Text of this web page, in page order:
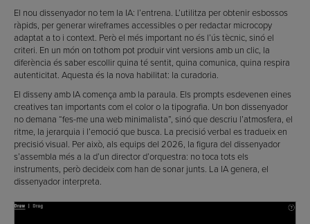
El nou dissenyador no tem la IA: l’entrena. L’utilitza per obtenir esbossos
ràpids, per generar wireframes accessibles o per redactar microcopy
adaptat a to i context. Però el més important no és l’ús tècnic, sinó el
criteri. En un món on tothom pot produir vint versions amb un clic, la
diferència és saber escollir quina té sentit, quina comunica, quina respira
autenticitat. Aquesta és la nova habilitat: la curadoria.
El disseny amb IA comença amb la paraula. Els prompts esdevenen eines
creatives tan importants com el color o la tipografia. Un bon dissenyador
no demana “fes-me una web minimalista”, sinó que descriu l’atmosfera, el
ritme, la jerarquia i l’emoció que busca. La precisió verbal es tradueix en
precisió visual. Per això, als equips del 2026, la figura del dissenyador
s’assembla més a la d’un director d’orquestra: no toca tots els
instruments, però decideix com han de sonar junts. La IA genera, el
dissenyador interpreta.